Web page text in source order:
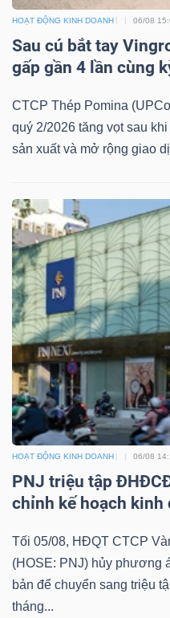
HOẠT ĐỘNG KINH DOANH 06/08
Sau cú bắt tay
gấp gần 4 lần cùng
CTCP Thép Pomina
quý 2/2026 tăng vọt sau
sản xuất và mở rộng giao
HOẠT ĐỘNG KINH DOANH 06/08
PNJ triệu tập
chỉnh kế hoạch kinh
Tối 05/08, HĐQT CTCP
(HOSE: PNJ) hủy phương
bản để chuyển sang triệu
tháng...